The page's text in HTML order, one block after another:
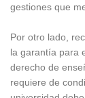
gestiones que
Por otro lado,
la garantía para
derecho de
requiere de